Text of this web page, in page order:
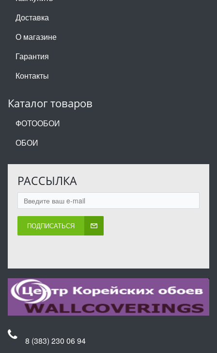
Доставка
О магазине
Гарантия
Контакты
Каталог товаров
ФОТООБОИ
ОБОИ
РАССЫЛКА
ПОДПИСАТЬСЯ
8 (383) 230 06 94